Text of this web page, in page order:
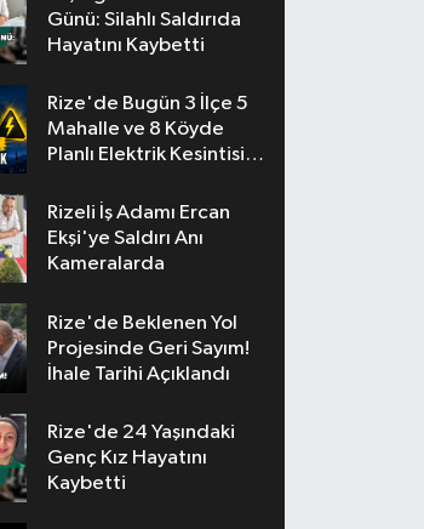
Günü: Silahlı Saldırıda
Hayatını Kaybetti
Rize'de Bugün 3 İlçe 5
Mahalle ve 8 Köyde
Planlı Elektrik Kesintisi
Rizeli İş Adamı Ercan
Ekşi'ye Saldırı Anı
Kameralarda
Rize'de Beklenen Yol
Projesinde Geri Sayım!
İhale Tarihi Açıklandı
Rize'de 24 Yaşındaki
Genç Kız Hayatını
Kaybetti